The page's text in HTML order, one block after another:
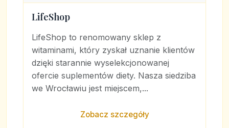
LifeShop
LifeShop to renomowany sklep z
witaminami, który zyskał uznanie klientów
dzięki starannie wyselekcjonowanej
ofercie suplementów diety. Nasza siedziba
we Wrocławiu jest miejscem,...
Zobacz szczegóły